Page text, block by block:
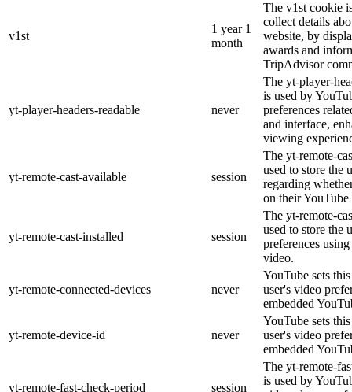
v1st
1 year 1
month
The v1st cookie
collect details
website, by
awards and
TripAdvisor
yt-player-headers-readable never
The yt-player-
is used by
preferences
and interface,
viewing
yt-remote-cast-available session
The yt-remote-
used to store the
regarding
on their
yt-remote-cast-installed session
The yt-remote-
used to store the
preferences
video.
yt-remote-connected-devices never
YouTube sets
user's video
embedded
yt-remote-device-id never
YouTube sets
user's video
embedded
yt-remote-fast-check-period session
The yt-remote-
is used by